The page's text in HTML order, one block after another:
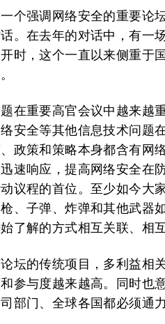
个强调网络安全的重要论
。在去年的对话中，有一
时，这个一直以来侧重于
在重要高官会议中越来越
安全等其他信息技术问题
政策和策略本身都含有网
速响应，提高网络安全在
议程的首位。至少如今大
、子弹、炸弹和其他武器
了解的方式相互关联、相互
坛的传统项目，多利益相
参与度越来越高。同时也
部门、全球各国都必须通力